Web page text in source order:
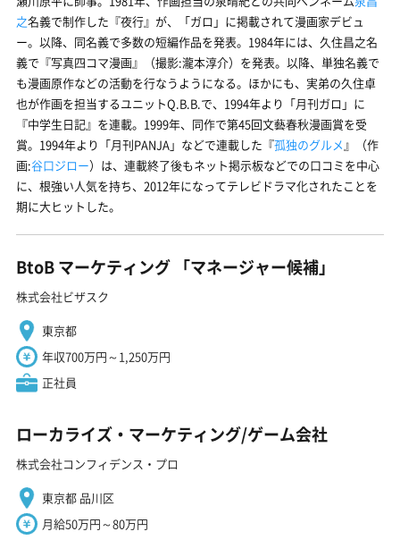
之名義で制作した『夜行』が、「ガロ」に掲載されて漫画家デビュ
ー。以降、同名義で多数の短編作品を発表。1984年には、久住昌之名
義で『写真四コマ漫画』（撮影:瀧本淳介）を発表。以降、単独名義で
も漫画原作などの活動を行なうようになる。ほかにも、実弟の久住卓
也が作画を担当するユニットQ.B.B.で、1994年より「月刊ガロ」に
『中学生日記』を連載。1999年、同作で第45回文藝春秋漫画賞を受
賞。1994年より「月刊PANJA」などで連載した『孤独のグルメ』（作
画:谷口ジロー）は、連載終了後もネット掲示板などでの口コミを中心
に、根強い人気を持ち、2012年になってテレビドラマ化されたことを
期に大ヒットした。
BtoB マーケティング 「マネージャー候補」
株式会社ビザスク
東京都
年収700万円～1,250万円
正社員
ローカライズ・マーケティング/ゲーム会社
株式会社コンフィデンス・プロ
東京都 品川区
月給50万円～80万円